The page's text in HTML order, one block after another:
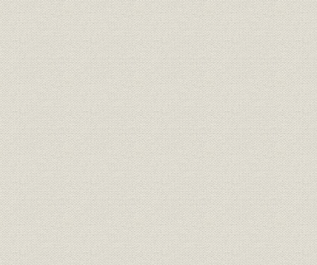
〈資料〉
役員任期一覧
日魯漁業合同経過概要図
日ソ漁業条約関係の要約
年表
参考文献
図表一覧
索引
図表一覧